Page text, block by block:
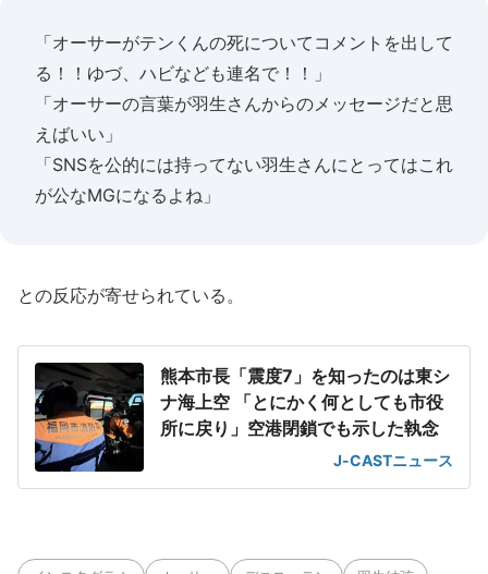
「オーサーがテンくんの死についてコメントを出して
る！！ゆづ、ハビなども連名で！！」
「オーサーの言葉が羽生さんからのメッセージだと思
えばいい」
「SNSを公的には持ってない羽生さんにとってはこれ
が公なMGになるよね」
との反応が寄せられている。
熊本市長「震度7」を知ったのは東シ
ナ海上空 「とにかく何としても市役
所に戻り」空港閉鎖でも示した執念
J-CASTニュース